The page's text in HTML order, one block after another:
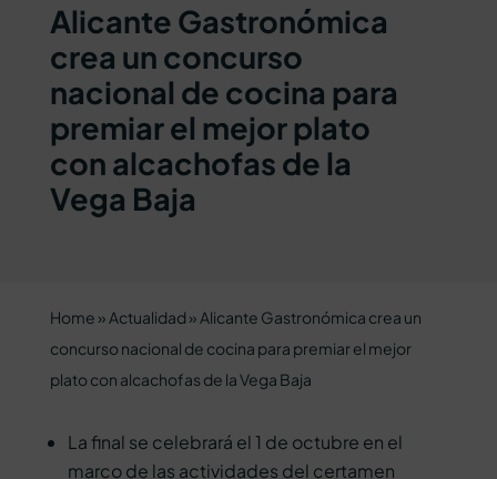
Alicante Gastronómica
crea un concurso
nacional de cocina para
premiar el mejor plato
con alcachofas de la
Vega Baja
Home » Actualidad » Alicante Gastronómica crea un
concurso nacional de cocina para premiar el mejor
plato con alcachofas de la Vega Baja
La final se celebrará el 1 de octubre en el
marco de las actividades del certamen